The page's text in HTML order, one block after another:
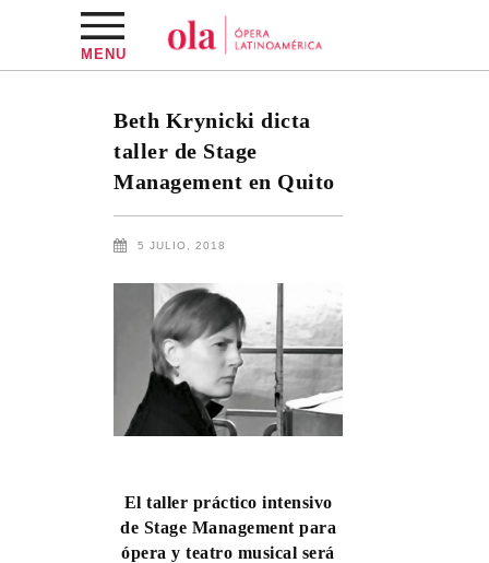
MENU
Beth Krynicki dicta
taller de Stage
Management en Quito
5 JULIO, 2018
El taller práctico intensivo
de Stage Management para
ópera y teatro musical será